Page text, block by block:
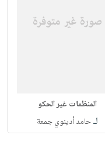
المنظمات غير الحكو
لـحامد أدينوي جمعة